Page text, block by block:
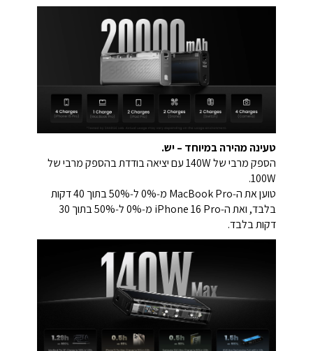
טעינה מהירה במיוחד – יש.
הספק מרבי של 140W עם יציאה בודדת בהספק מרבי של
100W.
טוען את ה‑MacBook Pro מ‑0% ל‑50% בתוך 40 דקות
בלבד, ואת ה‑iPhone 16 Pro מ‑0% ל‑50% בתוך 30
דקות בלבד.